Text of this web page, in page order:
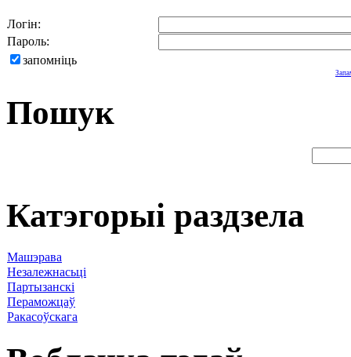
Логін:
Пароль:
запомніць
Пошук
Катэгорыі раздзела
Машэрава
Незалежнасьці
Партызанскі
Пераможцаў
Ракасоўскага